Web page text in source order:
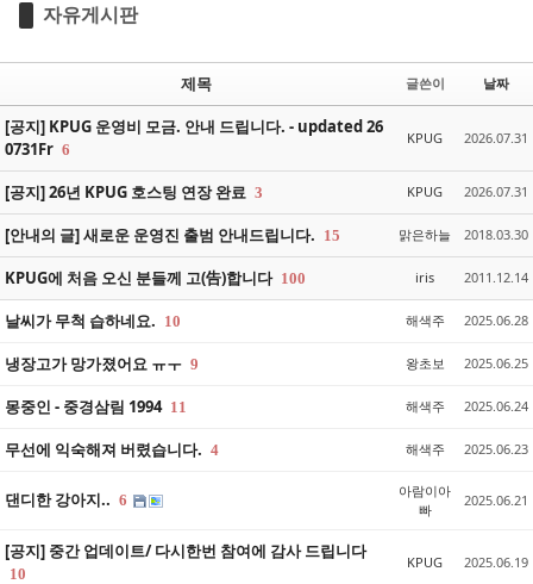
자유게시판
제목 글쓴이 날짜
[공지] KPUG 운영비 모금. 안내 드립니다. - updated 26
0731Fr 6
KPUG 2026.07.31
[공지] 26년 KPUG 호스팅 연장 완료 3 KPUG 2026.07.31
[안내의 글] 새로운 운영진 출범 안내드립니다. 15 맑은하늘 2018.03.30
KPUG에 처음 오신 분들께 고(告)합니다 100 iris 2011.12.14
날씨가 무척 습하네요. 10 해색주 2025.06.28
냉장고가 망가졌어요 ㅠㅜ 9 왕초보 2025.06.25
몽중인 - 중경삼림 1994 11 해색주 2025.06.24
무선에 익숙해져 버렸습니다. 4 해색주 2025.06.23
댄디한 강아지.. 6
아람이아
빠
2025.06.21
[공지] 중간 업데이트/ 다시한번 참여에 감사 드립니다
10
KPUG 2025.06.19